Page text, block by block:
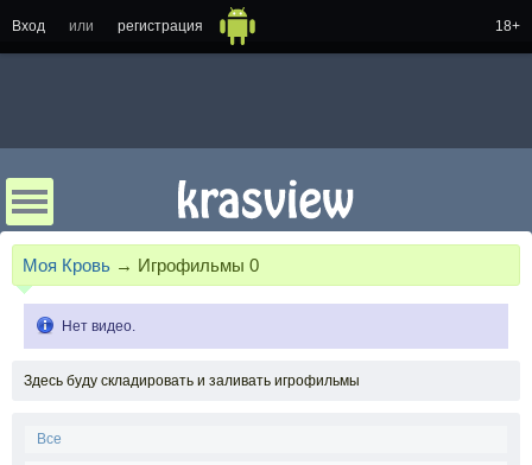
Вход или регистрация 18+
Моя Кровь → Игрофильмы 0
Нет видео.
Здесь буду складировать и заливать игрофильмы
Все